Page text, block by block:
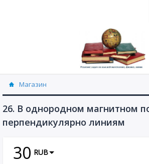
Магазин
Физика, химия (рассылаю Doc+PDF)
26. В однородном магнитном
перпендикулярно линиям
30 RUB